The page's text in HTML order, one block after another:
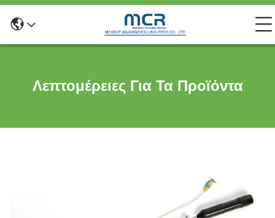
Λεπτομέρειες Για Τα Προϊόντα